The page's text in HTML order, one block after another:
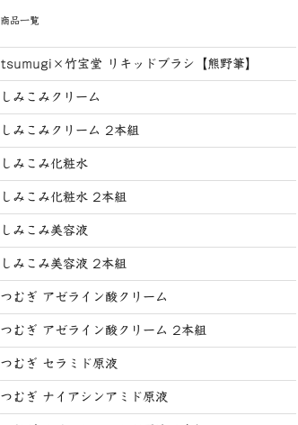
商品一覧
tsumugi×竹宝堂 リキッドブラシ【熊野筆】
しみこみクリーム
しみこみクリーム 2本組
しみこみ化粧水
しみこみ化粧水 2本組
しみこみ美容液
しみこみ美容液 2本組
つむぎ アゼライン酸クリーム
つむぎ アゼライン酸クリーム 2本組
つむぎ セラミド原液
つむぎ ナイアシンアミド原液